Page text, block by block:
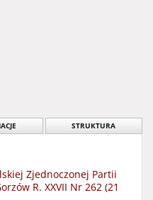
STRUKTURA
Zjednoczonej Partii
R. XXVII Nr 262 (21